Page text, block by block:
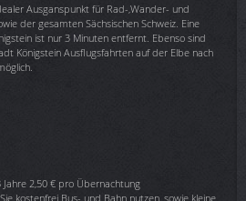
Ausganspunkt für Rad-,Wander- und
der gesamten Sächsischen Schweiz. Eine
ist nur 3 Minuten entfernt. Ebenso sind
Königstein Ausflugsfahrten auf der Elbe nach
2,50 € pro Übernachtung
kostenfrei Bus- und Bahn nutzen, sowie kleine